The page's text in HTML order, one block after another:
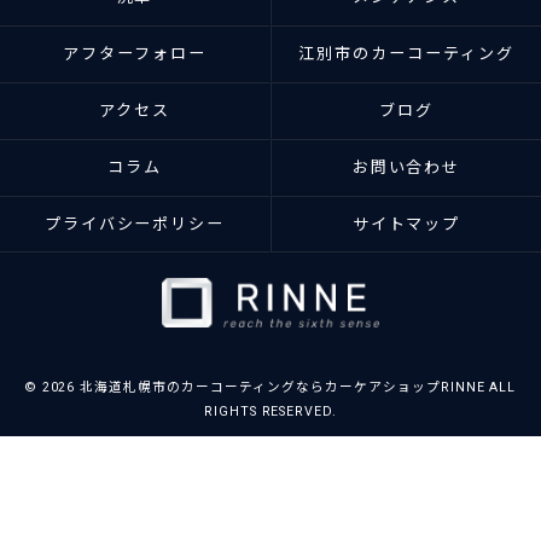
アフターフォロー 江別市のカーコーティング
アクセス ブログ
コラム お問い合わせ
プライバシーポリシー サイトマップ
© 2026 北海道札幌市のカーコーティングならカーケアショップRINNE ALL
RIGHTS RESERVED.